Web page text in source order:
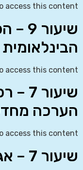
access this content
הבינלאומית
access this content
הערכה
access this content
שיעור 7 – אג”ח והלוואות